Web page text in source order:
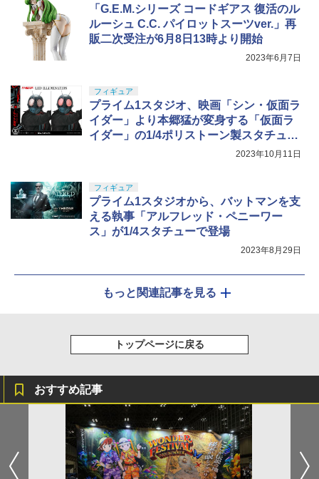
「G.E.M.シリーズ コードギアス 復活のル
ルーシュ C.C. パイロットスーツver.」再
販二次受注が6月8日13時より開始
2023年6月7日
フィギュア
プライム1スタジオ、映画「シン・仮面ラ
イダー」より本郷猛が変身する「仮面ラ
イダー」の1/4ポリストーン製スタチュー
2023年10月11日
フィギュア
プライム1スタジオから、バットマンを支
える執事「アルフレッド・ペニーワー
ス」が1/4スタチューで登場
2023年8月29日
もっと関連記事を見る
トップページに戻る
おすすめ記事